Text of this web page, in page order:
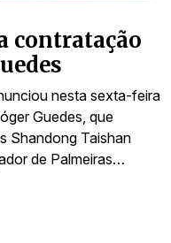
contratação
nesta sexta-feira
Guedes, que
Shandong Taishan
de Palmeiras…